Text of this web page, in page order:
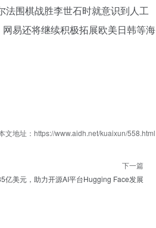
法围棋战胜李世石时就意识到人工
易还将继续积极拓展欧美日韩等海
文地址：https://www.aidh.net/kuaixun/558.html
下一篇
亿美元，助力开源AI平台Hugging Face发展